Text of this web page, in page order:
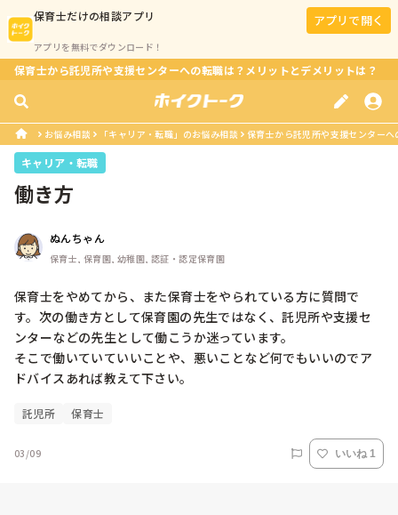
保育士だけの相談アプリ
アプリを無料でダウンロード！
アプリで開く
保育士から託児所や支援センターへの転職は？メリットとデメリットは？
お悩み相談 「キャリア・転職」のお悩み相談 保育士から託児所や支援センター
キャリア・転職
働き方
ぬんちゃん
保育士, 保育園, 幼稚園, 認証・認定保育園
保育士をやめてから、また保育士をやられている方に質問で
す。次の働き方として保育園の先生ではなく、託児所や支援セ
ンターなどの先生として働こうか迷っています。
そこで働いていていいことや、悪いことなど何でもいいのでア
ドバイスあれば教えて下さい。
託児所 保育士
03/09 いいね 1